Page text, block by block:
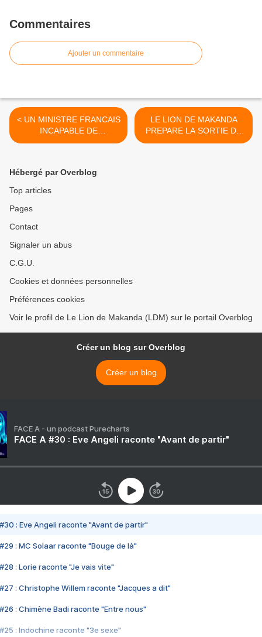
Commentaires
Ajouter un commentaire
< UN MINISTRE FRANCAIS
INCAPABLE DE
RESOUDRE UNE
LE LION DE MAKANDA
PREPARE LA SORTIE DE
SON NOUVEAU LIVRE AUX
Hébergé par Overblog
Top articles
Pages
Contact
Signaler un abus
C.G.U.
Cookies et données personnelles
Préférences cookies
Voir le profil de Le Lion de Makanda (LDM) sur le portail Overblog
Créer un blog sur Overblog
Créer un blog
FACE A - un podcast Purecharts
FACE A #30 : Eve Angeli raconte "Avant de partir"
#30 : Eve Angeli raconte "Avant de partir"
#29 : MC Solaar raconte "Bouge de là"
#28 : Lorie raconte "Je vais vite"
#27 : Christophe Willem raconte "Jacques a dit"
#26 : Chimène Badi raconte "Entre nous"
#25 : Indochine raconte "3e sexe"